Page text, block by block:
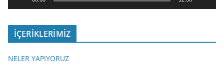
t
ı
İÇERİKLERİMİZ
NELER YAPIYORUZ